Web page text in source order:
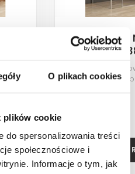
O plikach cookies
plików cookie
do spersonalizowania treści
społecznościowe i
Informacje o tym, jak
New Trendy
K-
Kabina
przezroczyste,
ZOBACZ